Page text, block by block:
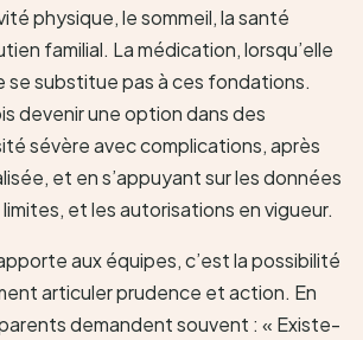
physique, le sommeil, la santé
familial. La médication, lorsqu’elle
se substitue pas à ces fondations.
devenir une option dans des
sévère avec complications, après
et en s’appuyant sur les données
et les autorisations en vigueur.
aux équipes, c’est la possibilité
articuler prudence et action. En
demandent souvent : « Existe-